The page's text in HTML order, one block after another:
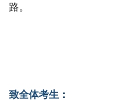
路。
致全体考生：